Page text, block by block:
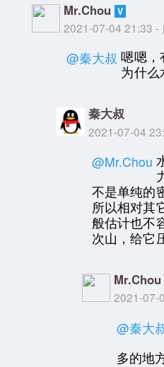
Mr.Chou
2021-07-04 21:33 -
@秦大叔 嗯嗯，
为什么
秦大叔
2021-07-04
@Mr.Chou
不是单纯的
所以相对其
般估计也不
次山，给它
Mr.Chou
2021-07-
@秦大
多的地